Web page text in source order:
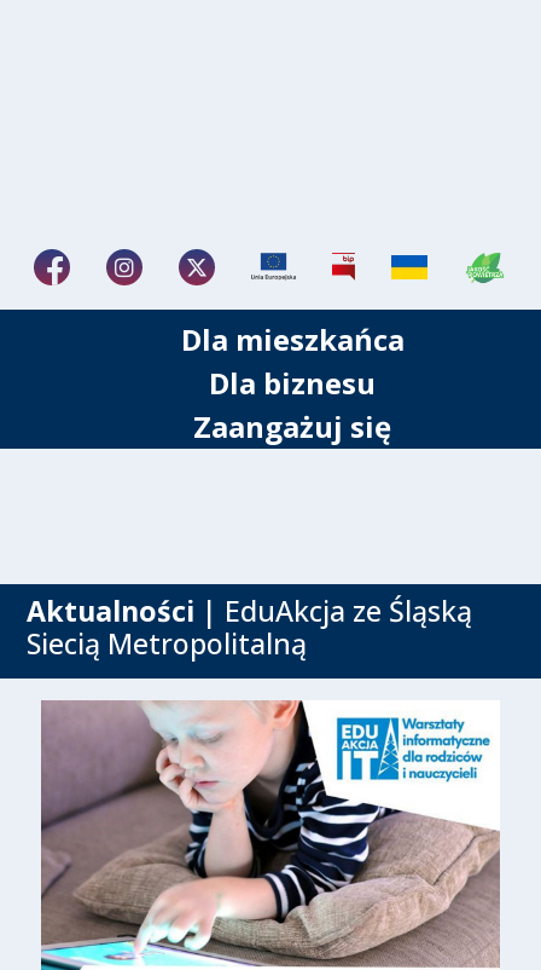
Dla mieszkańca
Dla biznesu
Zaangażuj się
Aktualności | EduAkcja ze Śląską
Siecią Metropolitalną